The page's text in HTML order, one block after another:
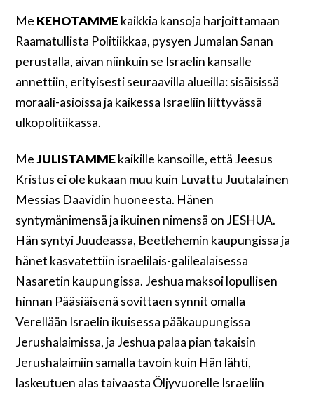
Me KEHOTAMMEkaikkia kansoja harjoittamaan
Raamatullista Politiikkaa, pysyen Jumalan Sanan
perustalla, aivan niinkuin se Israelin kansalle
annettiin, erityisesti seuraavilla alueilla: sisäisissä
moraali-asioissa ja kaikessa Israeliin liittyvässä
ulkopolitiikassa.
MeJULISTAMMEkaikille kansoille, että Jeesus
Kristus ei ole kukaan muu kuin Luvattu Juutalainen
Messias Daavidin huoneesta. Hänen
syntymänimensä ja ikuinen nimensä on JESHUA.
Hän syntyi Juudeassa, Beetlehemin kaupungissa ja
hänet kasvatettiin israelilais-galilealaisessa
Nasaretin kaupungissa. Jeshua maksoi lopullisen
hinnan Pääsiäisenä sovittaen synnit omalla
Verellään Israelin ikuisessa pääkaupungissa
Jerushalaimissa, ja Jeshua palaa pian takaisin
Jerushalaimiin samalla tavoin kuin Hän lähti,
laskeutuen alas taivaasta Öljyvuorelle Israeliin